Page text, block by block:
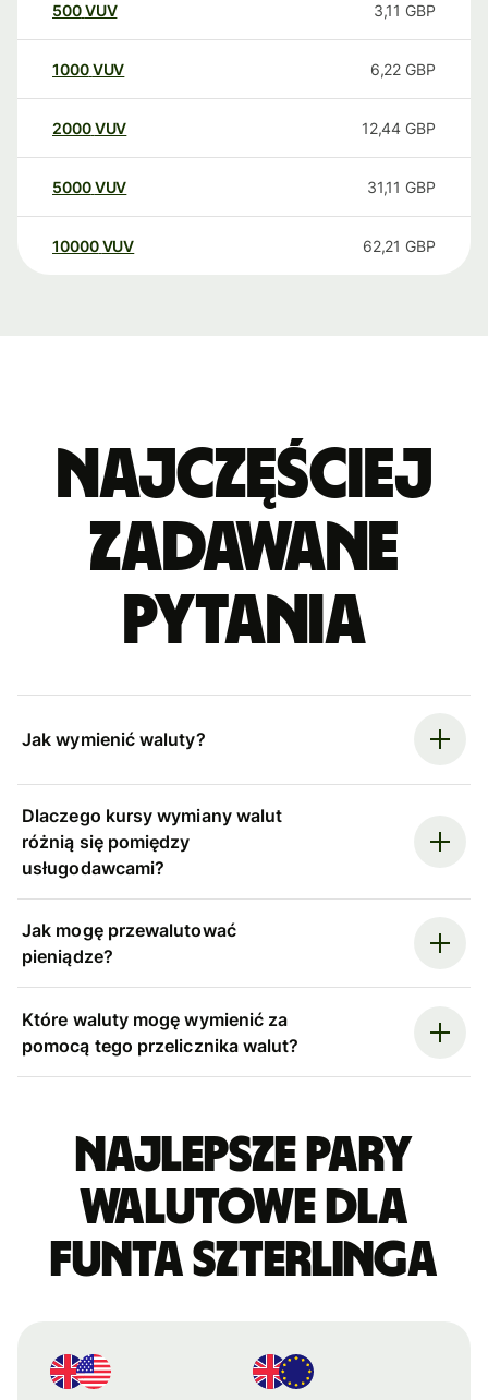
500VUV 3,11 GBP
1000VUV 6,22 GBP
2000VUV 12,44 GBP
5000VUV 31,11 GBP
10000 VUV 62,21 GBP
Najczęściej
zadawane
pytania
Jak wymienić waluty?
Dlaczego kursy wymiany walut
różnią się pomiędzy
usługodawcami?
Jak mogę przewalutować
pieniądze?
Które waluty mogę wymienić za
pomocą tego przelicznika walut?
Najlepsze pary
walutowe dla
funta szterlinga